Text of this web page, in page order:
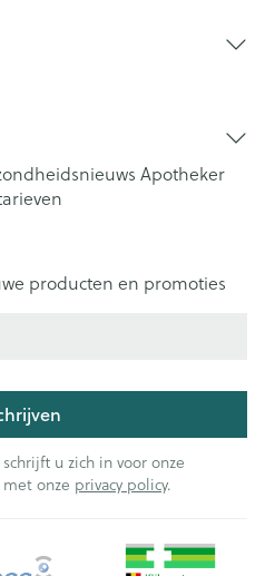
Apotheker
producten en promoties
u zich in voor onze
onze privacy policy.